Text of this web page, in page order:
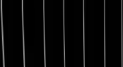
1:1 BETREUUNG
Werde Top 1 % Investor